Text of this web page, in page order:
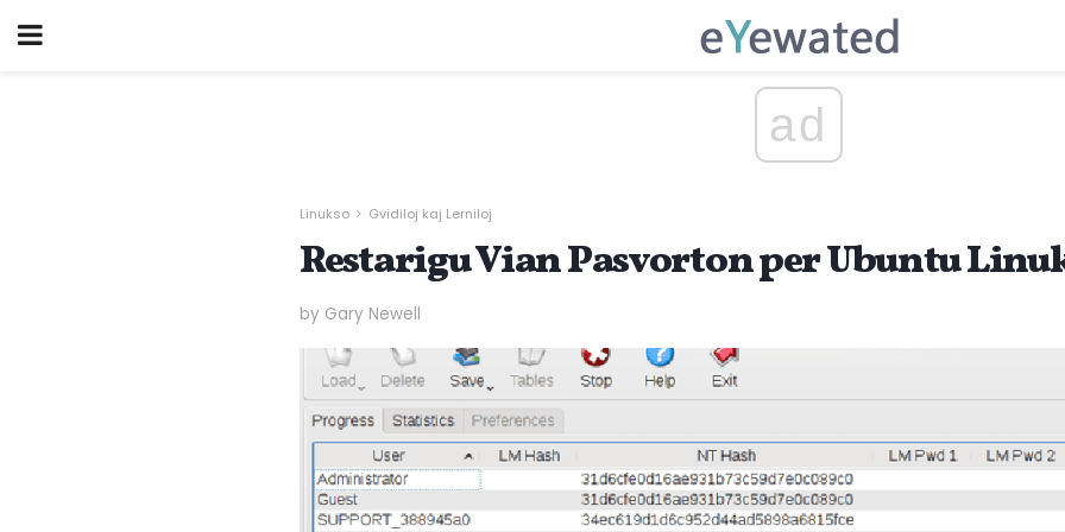
ad
Linukso Gvidiloj kaj Lerniloj
Restarigu Vian Pasvorton per Ubuntu
by Gary Newell